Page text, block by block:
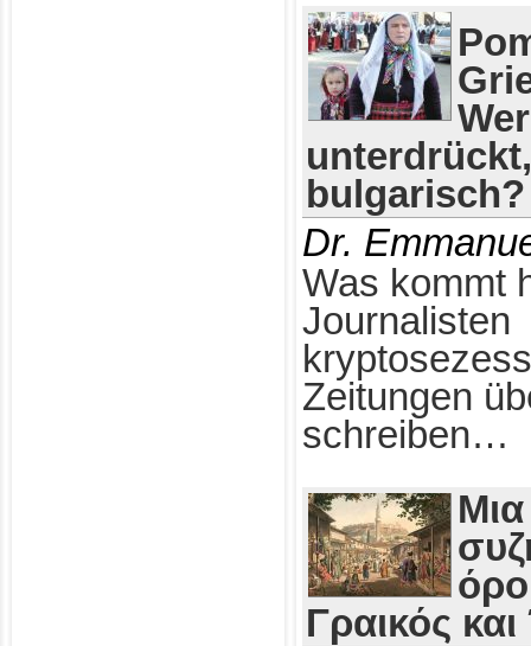
bulgarisch?
Dr.
Was kommt
Journalisten
Zeitungen
schreiben…
Μια
Γραικός